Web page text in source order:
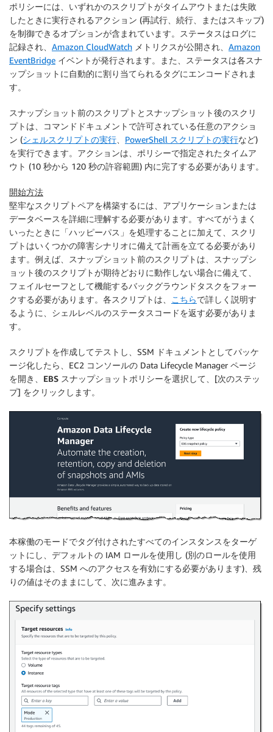
ポリシーには、いずれかのスクリプトがタイムアウトまたは失敗
したときに実行されるアクション (再試行、続行、またはスキップ)
を制御できるオプションが含まれています。ステータスはログに
記録され、 Amazon CloudWatch メトリクスが公開され、 Amazon
EventBridge イベントが発行されます。また、ステータスは各スナ
ップショットに自動的に割り当てられるタグにエンコードされま
す。
スナップショット前のスクリプトとスナップショット後のスクリ
プトは、コマンドドキュメントで許可されている任意のアクショ
ン (シェルスクリプトの実行 PowerShell スクリプトの実行など)
を実行できます。アクションは、ポリシーで指定されたタイムア
ウト (10 秒から 120 秒の許容範囲) 内に完了する必要があります。
開始方法
堅牢なスクリプトペアを構築するには、アプリケーションまたは
データベースを詳細に理解する必要があります。すべてがうまく
いったときに「ハッピーパス」を処理することに加えて、スクリ
プトはいくつかの障害シナリオに備えて計画を立てる必要があり
ます。例えば、スナップショット前のスクリプトは、スナップシ
ョット後のスクリプトが期待どおりに動作しない場合に備えて、
フェイルセーフとして機能するバックグラウンドタスクをフォー
クする必要があります。各スクリプトは、
こちらで詳しく説明す
るように、シェルレベルのステータスコードを返す必要がありま
す。
スクリプトを作成してテストし、SSM ドキュメントとしてパッケ
ージ化したら、EC2 コンソールの Data Lifecycle Manager ページ
を開き、 EBS スナップショットポリシーを選択して、[次のステッ
プ] をクリックします。
本稼働のモードでタグ付けされたすべてのインスタンスをターゲ
ットにし、デフォルトの IAM ロールを使用し (別のロールを使用
する場合は、SSM へのアクセスを有効にする必要があります)、残
りの値はそのままにして、次に進みます。